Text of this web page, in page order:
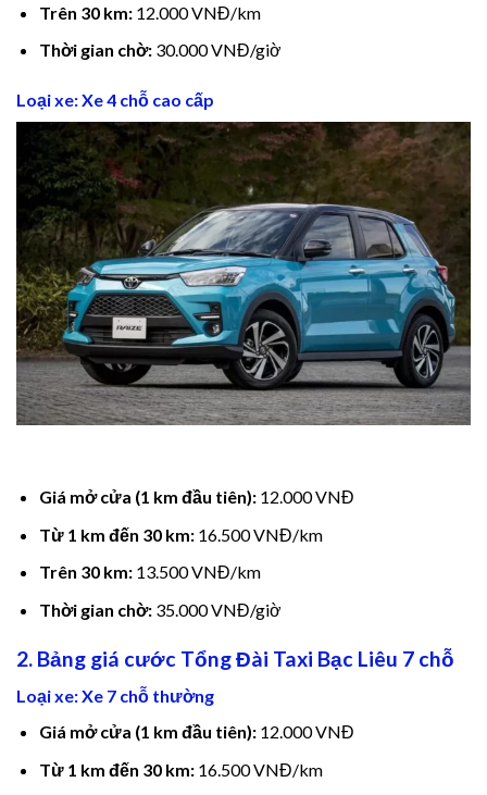
panel
panel
panel
panel
panel
panel
panel
panel
panel
panel
panel
panel
Trên 30 km:12.000 VNĐ/km
Thời gian chờ:30.000 VNĐ/giờ
Loại xe: Xe 4 chỗ cao cấp
Giá mở cửa (1 km đầu tiên):12.000 VNĐ
Từ 1 km đến 30 km:16.500 VNĐ/km
Trên 30 km:13.500 VNĐ/km
Thời gian chờ:35.000 VNĐ/giờ
2. Bảng giá cước Tổng Đài Taxi Bạc Liêu 7 chỗ
Loại xe: Xe 7 chỗ thường
Giá mở cửa (1 km đầu tiên):12.000 VNĐ
Từ 1 km đến 30 km:16.500 VNĐ/km